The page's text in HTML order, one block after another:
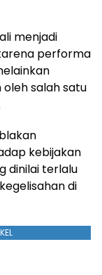
menjadi
performa
salah satu
kebijakan
dinilai terlalu
di